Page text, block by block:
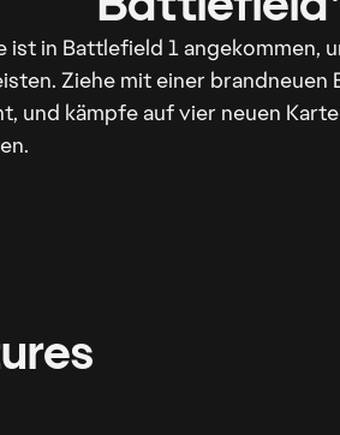
in Battlefield 1 angekommen,
Ziehe mit einer
und kämpfe auf vier neuen